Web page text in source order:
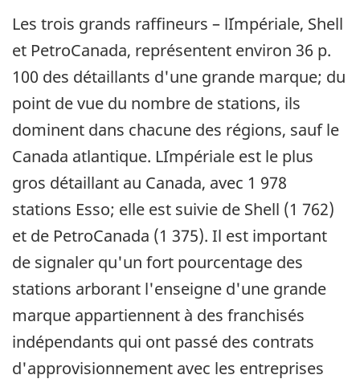
Les trois grands raffineurs – l´Impériale, Shell
et PetroCanada, représentent environ 36 p.
100 des détaillants d'une grande marque; du
point de vue du nombre de stations, ils
dominent dans chacune des régions, sauf le
Canada atlantique. L´Impériale est le plus
gros détaillant au Canada, avec 1 978
stations Esso; elle est suivie de Shell (1 762)
et de PetroCanada (1 375). Il est important
de signaler qu'un fort pourcentage des
stations arborant l'enseigne d'une grande
marque appartiennent à des franchisés
indépendants qui ont passé des contrats
d'approvisionnement avec les entreprises